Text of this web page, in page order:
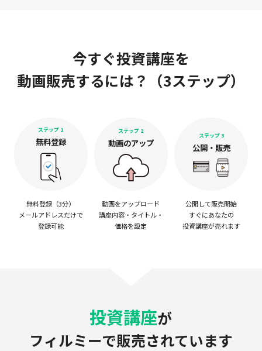
今すぐ投資講座を
動画販売するには？（3ステップ）
ステップ 1
無料登録
無料登録（3分）
メールアドレスだけで
登録可能
ステップ 2
動画のアップ
動画をアップロード
講座内容・タイトル・
価格を設定
ステップ 3
公開・販売
公開して販売開始
すぐにあなたの
投資講座が売れます
投資講座が
フィルミーで販売されています